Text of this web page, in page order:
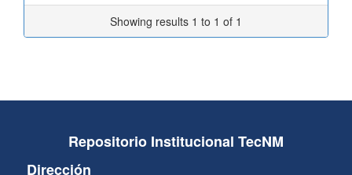
Showing results 1 to 1 of 1
Repositorio Institucional TecNM
Dirección